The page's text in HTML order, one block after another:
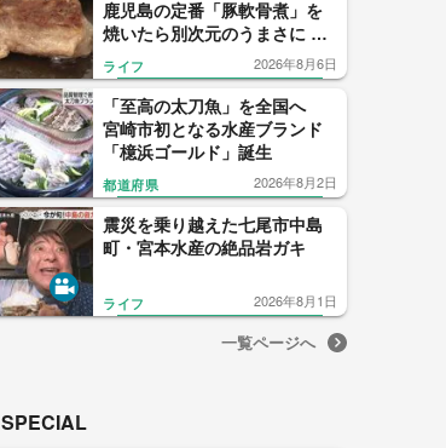
鹿児島の定番「豚軟骨煮」を
焼いたら別次元のうまさに 鹿
児島・曽於市の主婦が生んだ
「焼きなんこつ」が話題沸騰
ライフ 2026年8月6日
「至高の太刀魚」を全国へ
宮崎市初となる水産ブランド
「檍浜ゴールド」誕生
都道府県 2026年8月2日
震災を乗り越えた七尾市中島
町・宮本水産の絶品岩ガキ
ライフ 2026年8月1日
一覧ページへ
SPECIAL